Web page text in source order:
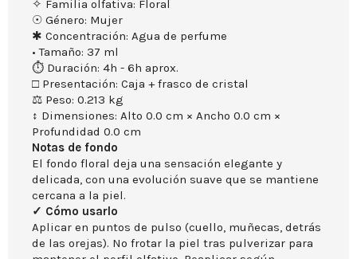
✧ Familia olfativa: Floral
☉ Género: Mujer
✱ Concentración: Agua de perfume
• Tamaño: 37 ml
⏱ Duración: 4h - 6h aprox.
□ Presentación: Caja + frasco de cristal
⚖ Peso: 0.213 kg
↕ Dimensiones: Alto 0.0 cm × Ancho 0.0 cm ×
Profundidad 0.0 cm
Notas de fondo
El fondo floral deja una sensación elegante y
delicada, con una evolución suave que se mantiene
cercana a la piel.
✓ Cómo usarlo
Aplicar en puntos de pulso (cuello, muñecas, detrás
de las orejas). No frotar la piel tras pulverizar para